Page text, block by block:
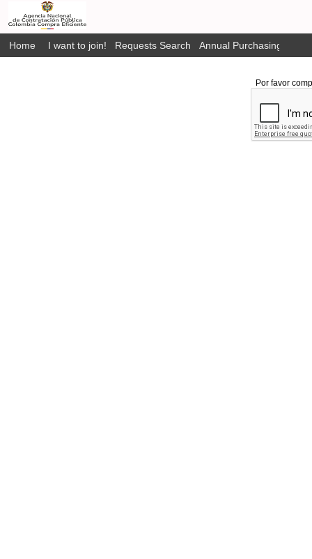
Home I want to join! Requests Search Annual Purchasing Plan
Por favor